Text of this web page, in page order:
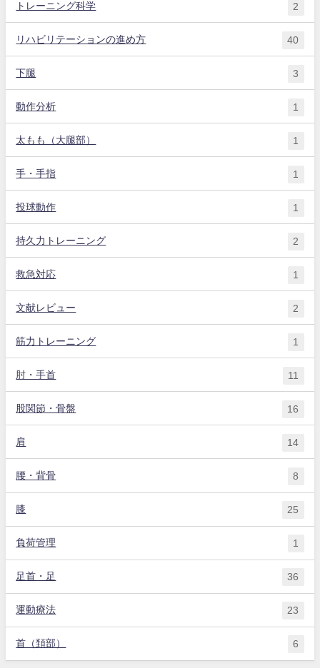
トレーニング科学 2
リハビリテーションの進め方 40
下腿 3
動作分析 1
太もも（大腿部） 1
手・手指 1
投球動作 1
持久力トレーニング 2
救急対応 1
文献レビュー 2
筋力トレーニング 1
肘・手首 11
股関節・骨盤 16
肩 14
腰・背骨 8
膝 25
負荷管理 1
足首・足 36
運動療法 23
首（頚部） 6